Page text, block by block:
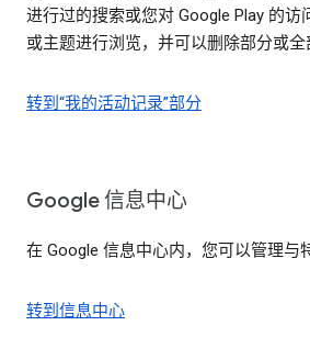
进行过的搜索或您对 Google Play 的访
或主题进行浏览，并可以删除部分或全
转到“我的活动记录”部分
Google 信息中心
在 Google 信息中心内，您可以管理与
转到信息中心